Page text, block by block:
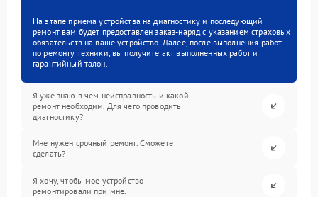
На этапе приема устройства на диагностику и последующий
ремонт вам будет предоставлен заказ-наряд с указанием страховых
обязательств на ваше устройство. Далее, после выполнения работ
по ремонту техники, вы получите акт выполненных работ и
гарантийный талон.
Я уже знаю в чем неисправность и какой
ремонт необходим. Для чего проводить
диагностику?
Мне нужен срочный ремонт. Сможете
сделать?
Я хочу, чтобы мое устройство
ремонтировали при мне.